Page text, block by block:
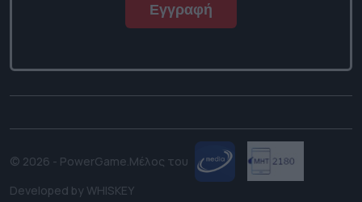
Εγγραφή
© 2026 - PowerGame.Μέλος του
Developed by WHISKEY